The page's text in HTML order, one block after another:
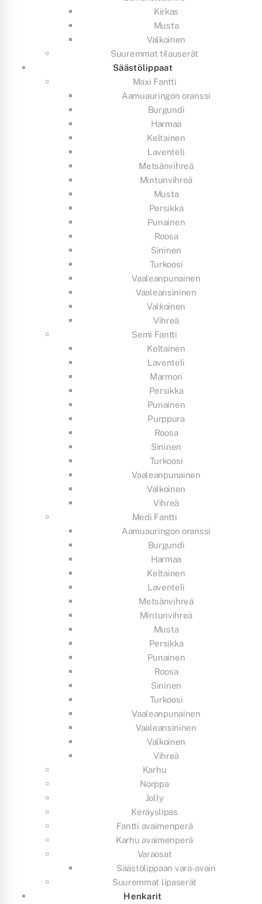
Kirkas
Musta
Valkoinen
Suuremmat tilauserät
Säästölippaat
Maxi Fantti
Aamuauringon oranssi
Burgundi
Harmaa
Keltainen
Laventeli
Metsänvihreä
Mintunvihreä
Musta
Persikka
Punainen
Roosa
Sininen
Turkoosi
Vaaleanpunainen
Vaaleansininen
Valkoinen
Vihreä
Semi Fantti
Keltainen
Laventeli
Marmori
Persikka
Punainen
Purppura
Roosa
Sininen
Turkoosi
Vaaleanpunainen
Valkoinen
Vihreä
Medi Fantti
Aamuauringon oranssi
Burgundi
Harmaa
Keltainen
Laventeli
Metsänvihreä
Mintunvihreä
Musta
Persikka
Punainen
Roosa
Sininen
Turkoosi
Vaaleanpunainen
Vaaleansininen
Valkoinen
Vihreä
Karhu
Norppa
Jolly
Keräyslipas
Fantti avaimenperä
Karhu avaimenperä
Varaosat
Säästölippaan vara-avain
Suuremmat lipaserät
Henkarit